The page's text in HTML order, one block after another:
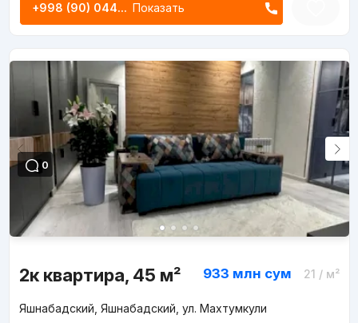
+998 (90) 044... Показать
0
2к квартира, 45 м² 933 млн сум 21 / м²
Яшнабадский, Яшнабадский, ул. Махтумкули